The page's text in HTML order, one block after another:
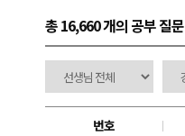
총 16,660 개의 공부 질문
번호